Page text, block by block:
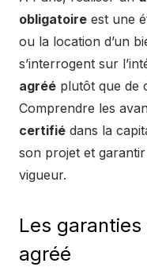
obligatoire est une
ou la location d’un
s’interrogent sur
agréé plutôt que de
Comprendre les
certifié dans la
son projet et
vigueur.
Les garanties
agréé